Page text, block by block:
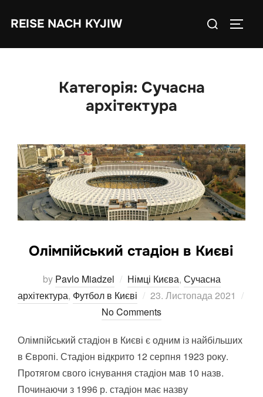
REISE NACH KYJIW
Search
Категорія: Сучасна
архітектура
Олімпійський стадіон в Києві
by Pavlo Miadzel Німці Києва, Сучасна
архітектура, Футбол в Києві
Posted
on
23. Листопада 2021
No Comments
Олімпійський стадіон в Києві є одним із найбільших
в Європі. Стадіон відкрито 12 серпня 1923 року.
Протягом свого існування стадіон мав 10 назв.
Починаючи з 1996 р. стадіон має назву